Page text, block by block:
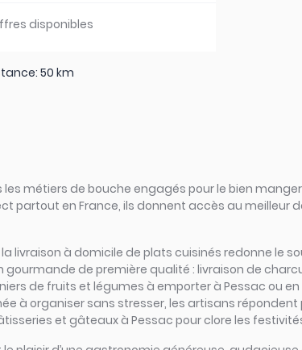
disponibles
50 km
métiers de bouche engagés pour le bien
partout en France, ils donnent accès au meilleur
livraison à domicile de plats cuisinés redonne le
de première qualité : livraison de
de fruits et légumes à emporter à Pessac ou
à organiser sans stresser, les artisans
et gâteaux à Pessac pour clore les